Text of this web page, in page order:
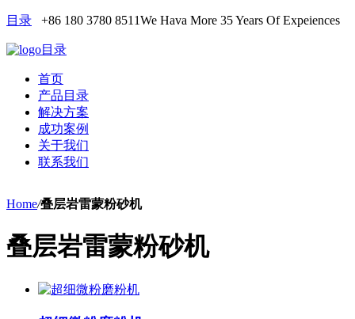
目录 +86 180 3780 8511We Hava More 35 Years Of Expeiences
目录
首页
产品目录
解决方案
成功案例
关于我们
联系我们
Home/叠层岩雷蒙粉砂机
叠层岩雷蒙粉砂机